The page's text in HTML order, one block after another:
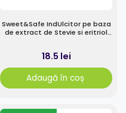
Sweet&Safe IndUlcitor pe baza
de extract de Stevie si eritriol
18.5 lei
Adaugă în coș